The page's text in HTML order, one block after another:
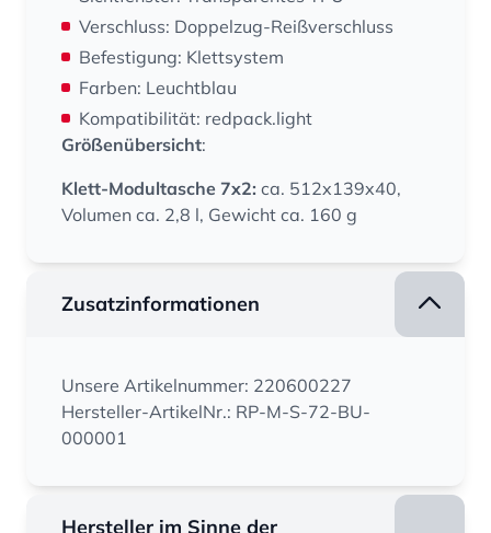
Verschluss: Doppelzug-Reißverschluss
Befestigung: Klettsystem
Farben: Leuchtblau
Kompatibilität: redpack.light
Größenübersicht:
Klett-Modultasche 7x2: ca. 512x139x40,
Volumen ca. 2,8 l, Gewicht ca. 160 g
Zusatzinformationen
Unsere Artikelnummer: 220600227
Hersteller-ArtikelNr.: RP-M-S-72-BU-
000001
Hersteller im Sinne der